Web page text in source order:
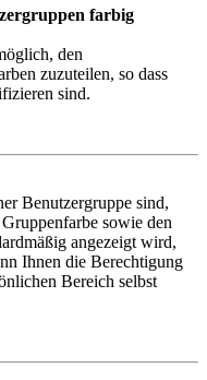
farbig
den
zuzuteilen, so dass
sind.
Benutzergruppe sind,
sowie den
angezeigt wird,
Ihnen die Berechtigung
Bereich selbst